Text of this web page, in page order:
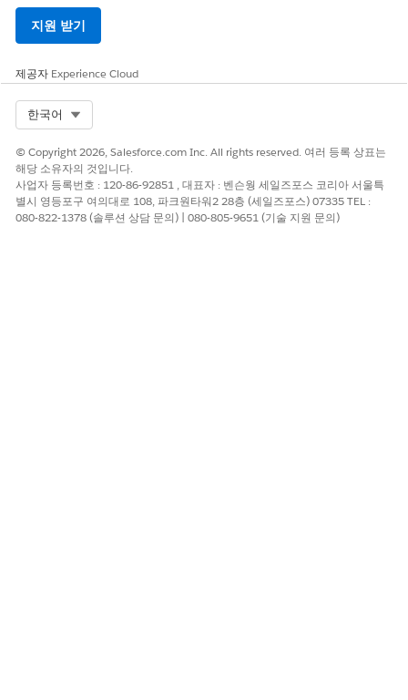
count)"}}(메모리 정보: 17,686,609,920바이트(현재 프로
세스);30,687,830,016바이트(Tableau 합계);
수)"}})
솔루션
시스템 리소스/메모리 사용량을 확인하고 Tableau Server
의 RAM을 늘립니다.
지원 받기
제공자 Experience Cloud
한국어
© Copyright 2026, Salesforce.com Inc. All rights reserved. 여러 등록 상표는
해당 소유자의 것입니다.
사업자 등록번호 : 120-86-92851 , 대표자 : 벤슨웡 세일즈포스 코리아 서울특
별시 영등포구 여의대로 108, 파크원타워2 28층 (세일즈포스) 07335 TEL :
080-822-1378 (솔루션 상담 문의) | 080-805-9651 (기술 지원 문의)